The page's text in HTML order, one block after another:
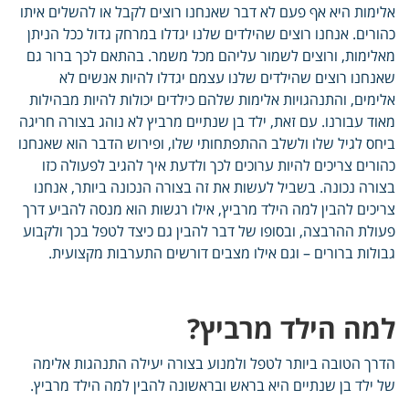
אלימות היא אף פעם לא דבר שאנחנו רוצים לקבל או להשלים איתו
כהורים. אנחנו רוצים שהילדים שלנו יגדלו במרחק גדול ככל הניתן
מאלימות, ורוצים לשמור עליהם מכל משמר. בהתאם לכך ברור גם
שאנחנו רוצים שהילדים שלנו עצמם יגדלו להיות אנשים לא
אלימים, והתנהגויות אלימות שלהם כילדים יכולות להיות מבהילות
מאוד עבורנו. עם זאת, ילד בן שנתיים מרביץ לא נוהג בצורה חריגה
ביחס לגיל שלו ולשלב ההתפתחותי שלו, ופירוש הדבר הוא שאנחנו
כהורים צריכים להיות ערוכים לכך ולדעת איך להגיב לפעולה כזו
בצורה נכונה. בשביל לעשות את זה בצורה הנכונה ביותר, אנחנו
צריכים להבין למה הילד מרביץ, אילו רגשות הוא מנסה להביע דרך
פעולת ההרבצה, ובסופו של דבר להבין גם כיצד לטפל בכך ולקבוע
גבולות ברורים – וגם אילו מצבים דורשים התערבות מקצועית.
למה הילד מרביץ?
הדרך הטובה ביותר לטפל ולמנוע בצורה יעילה התנהגות אלימה
של ילד בן שנתיים היא בראש ובראשונה להבין למה הילד מרביץ.